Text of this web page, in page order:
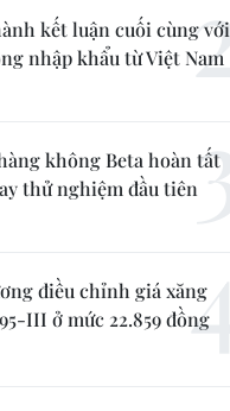
kết luận cuối cùng với
nhập khẩu từ Việt Nam
không Beta hoàn tất
thử nghiệm đầu tiên
điều chỉnh giá xăng
III ở mức 22.859 đồng